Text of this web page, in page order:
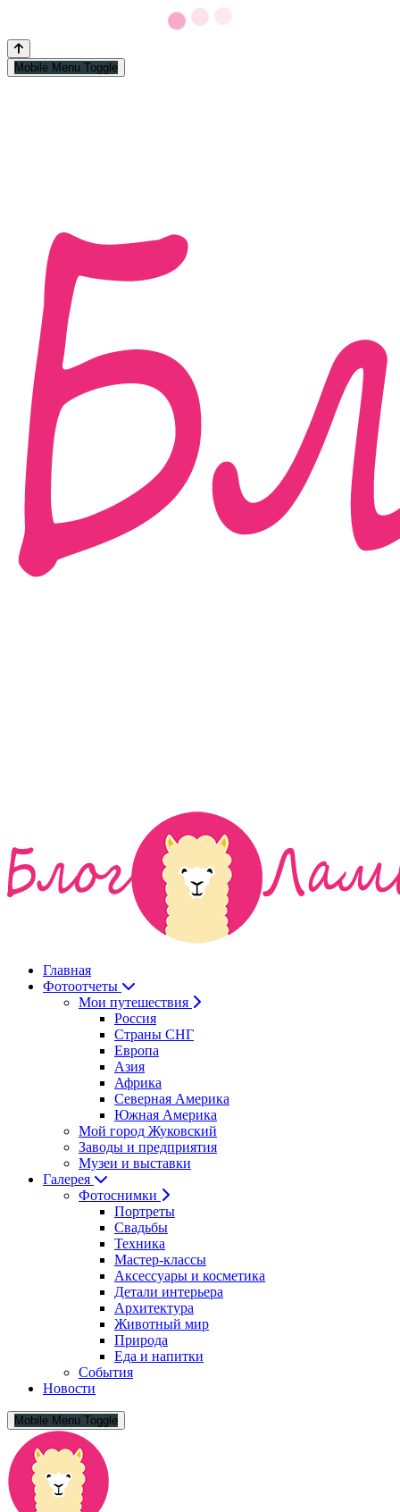
Mobile Menu Toggle
Главная
Фотоотчеты
Мои путешествия
Россия
Страны СНГ
Европа
Азия
Африка
Северная Америка
Южная Америка
Мой город Жуковский
Заводы и предприятия
Музеи и выставки
Галерея
Фотоснимки
Портреты
Свадьбы
Техника
Мастер-классы
Аксессуары и косметика
Детали интерьера
Архитектура
Животный мир
Природа
Еда и напитки
События
Новости
Mobile Menu Toggle